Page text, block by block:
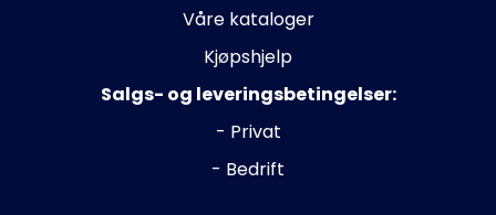
Våre kataloger
Kjøpshjelp
Salgs- og leveringsbetingelser:
- Privat
- Bedrift